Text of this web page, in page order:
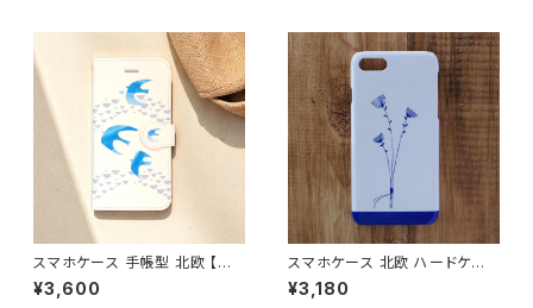
スマホケース 手帳型 北欧 【雨
上がりの鳥】 iPhone17/16/15/
SE3/Android カード収納 スタ
¥3,600
スマホケース 北欧 ハードケー
ス iPhone17/galaxy/Google
pixel/Xperia シンプル おしゃ
¥3,180